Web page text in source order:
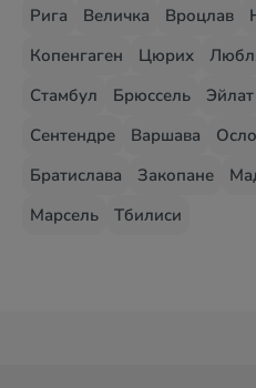
Рига
Величка Вроцлав
Копенгаген
Цюрих
Стамбул
Брюссель Эйлат
Сентендре
Варшава Осло
Братислава
Закопане
Марсель
Тбилиси